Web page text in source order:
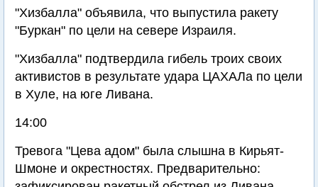
"Хизбалла" объявила, что выпустила ракету
"Буркан" по цели на севере Израиля.
"Хизбалла" подтвердила гибель троих своих
активистов в результате удара ЦАХАЛа по цели
в Хуле, на юге Ливана.
14:00
Тревога "Цева адом" была слышна в Кирьят-
Шмоне и окрестностях. Предварительно: